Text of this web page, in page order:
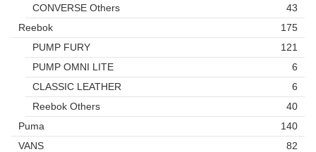
CONVERSE Others
43
Reebok
175
PUMP FURY
121
PUMP OMNI LITE
6
CLASSIC LEATHER
6
Reebok Others
40
Puma
140
VANS
82